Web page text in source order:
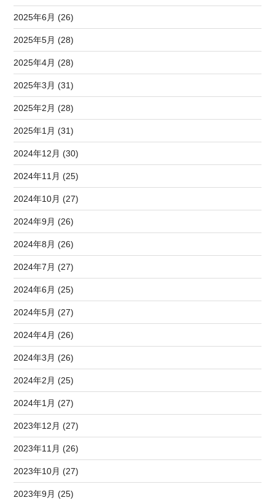
2025年6月 (26)
2025年5月 (28)
2025年4月 (28)
2025年3月 (31)
2025年2月 (28)
2025年1月 (31)
2024年12月 (30)
2024年11月 (25)
2024年10月 (27)
2024年9月 (26)
2024年8月 (26)
2024年7月 (27)
2024年6月 (25)
2024年5月 (27)
2024年4月 (26)
2024年3月 (26)
2024年2月 (25)
2024年1月 (27)
2023年12月 (27)
2023年11月 (26)
2023年10月 (27)
2023年9月 (25)